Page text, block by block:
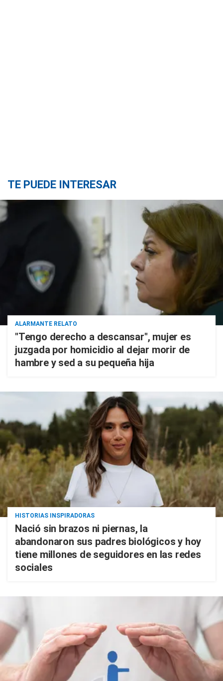
TE PUEDE INTERESAR
ALARMANTE RELATO
"Tengo derecho a descansar", mujer es
juzgada por homicidio al dejar morir de
hambre y sed a su pequeña hija
HISTORIAS INSPIRADORAS
Nació sin brazos ni piernas, la
abandonaron sus padres biológicos y hoy
tiene millones de seguidores en las redes
sociales